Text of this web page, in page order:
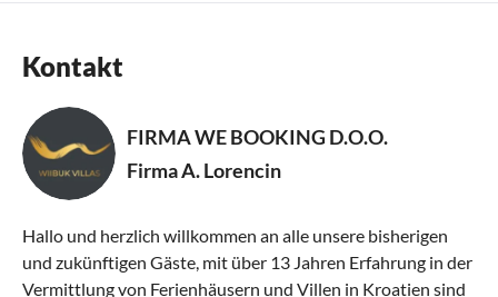
Kontakt
FIRMA WE BOOKING D.O.O.
Firma A. Lorencin
Hallo und herzlich willkommen an alle unsere bisherigen
und zukünftigen Gäste, mit über 13 Jahren Erfahrung in der
Vermittlung von Ferienhäusern und Villen in Kroatien sind